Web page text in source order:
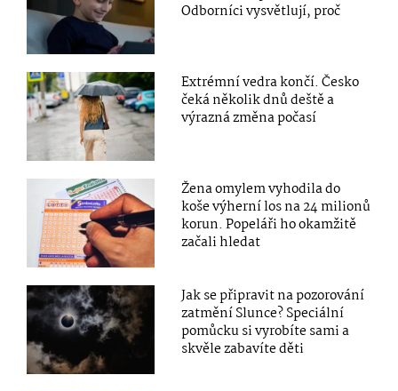
Odborníci vysvětlují, proč
Extrémní vedra končí. Česko
čeká několik dnů deště a
výrazná změna počasí
Žena omylem vyhodila do
koše výherní los na 24 milionů
korun. Popeláři ho okamžitě
začali hledat
Jak se připravit na pozorování
zatmění Slunce? Speciální
pomůcku si vyrobíte sami a
skvěle zabavíte děti